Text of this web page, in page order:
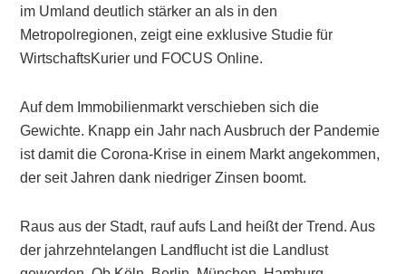
im Umland deutlich stärker an als in den
Metropolregionen, zeigt eine exklusive Studie für
WirtschaftsKurier und FOCUS Online.
Auf dem Immobilienmarkt verschieben sich die
Gewichte. Knapp ein Jahr nach Ausbruch der Pandemie
ist damit die Corona-Krise in einem Markt angekommen,
der seit Jahren dank niedriger Zinsen boomt.
Raus aus der Stadt, rauf aufs Land heißt der Trend. Aus
der jahrzehntelangen Landflucht ist die Landlust